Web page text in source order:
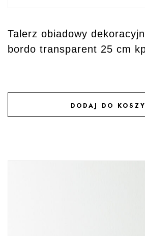
Talerz obiadowy
bordo transparent 25 cm
DODAJ DO
DODAJ DO